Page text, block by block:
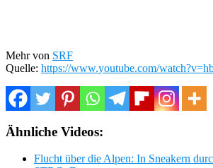
Mehr von SRF
Quelle: https://www.youtube.com/
Ähnliche Videos:
Flucht über die Alpen: In Sneakern